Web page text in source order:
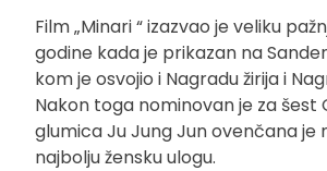
Film „Minari “ izazvao je veliku
godine kada je prikazan na
kom je osvojio i Nagradu žirija i
Nakon toga nominovan je za šest
glumica Ju Jung Jun ovenčana je
najbolju žensku ulogu.